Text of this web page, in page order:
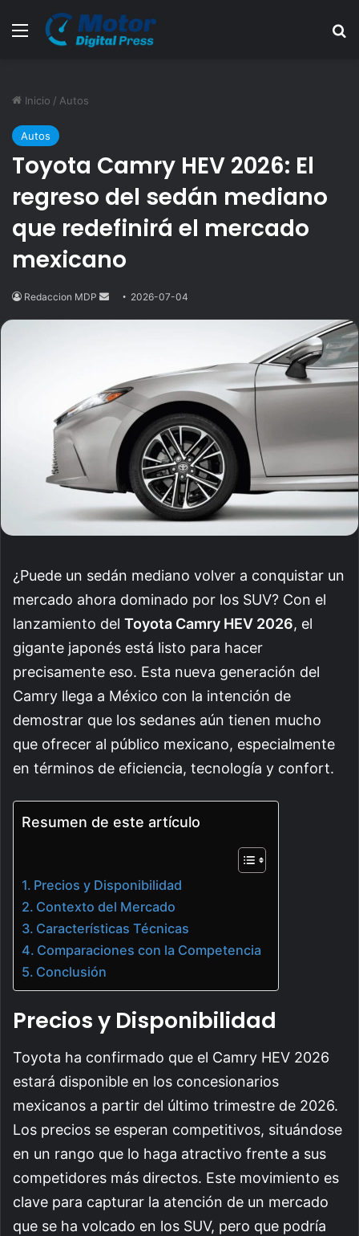
Menú
Inicio / Autos
Autos
Toyota Camry HEV 2026: El
regreso del sedán mediano
que redefinirá el mercado
mexicano
Redaccion MDP
Send2026-07-04
¿Puede un sedán mediano volver a conquistar un
mercado ahora dominado por los SUV? Con el
lanzamiento del Toyota Camry HEV 2026, el
gigante japonés está listo para hacer
precisamente eso. Esta nueva generación del
Camry llega a México con la intención de
demostrar que los sedanes aún tienen mucho
que ofrecer al público mexicano, especialmente
en términos de eficiencia, tecnología y confort.
Resumen de este artículo
Precios y Disponibilidad
Contexto del Mercado
Características Técnicas
Comparaciones con la Competencia
Conclusión
Precios y Disponibilidad
Toyota ha confirmado que el Camry HEV 2026
estará disponible en los concesionarios
mexicanos a partir del último trimestre de 2026.
Los precios se esperan competitivos, situándose
en un rango que lo haga atractivo frente a sus
competidores más directos. Este movimiento es
clave para capturar la atención de un mercado
que se ha volcado en los SUV, pero que podría